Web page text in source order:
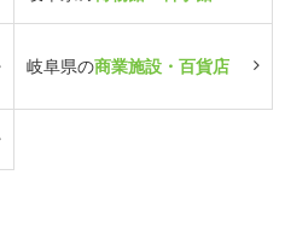
岐阜県の商業施設・百貨店